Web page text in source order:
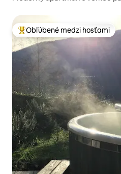
Najobľúbenejšie medzi hosťami
Obľúbené medzi hosťami